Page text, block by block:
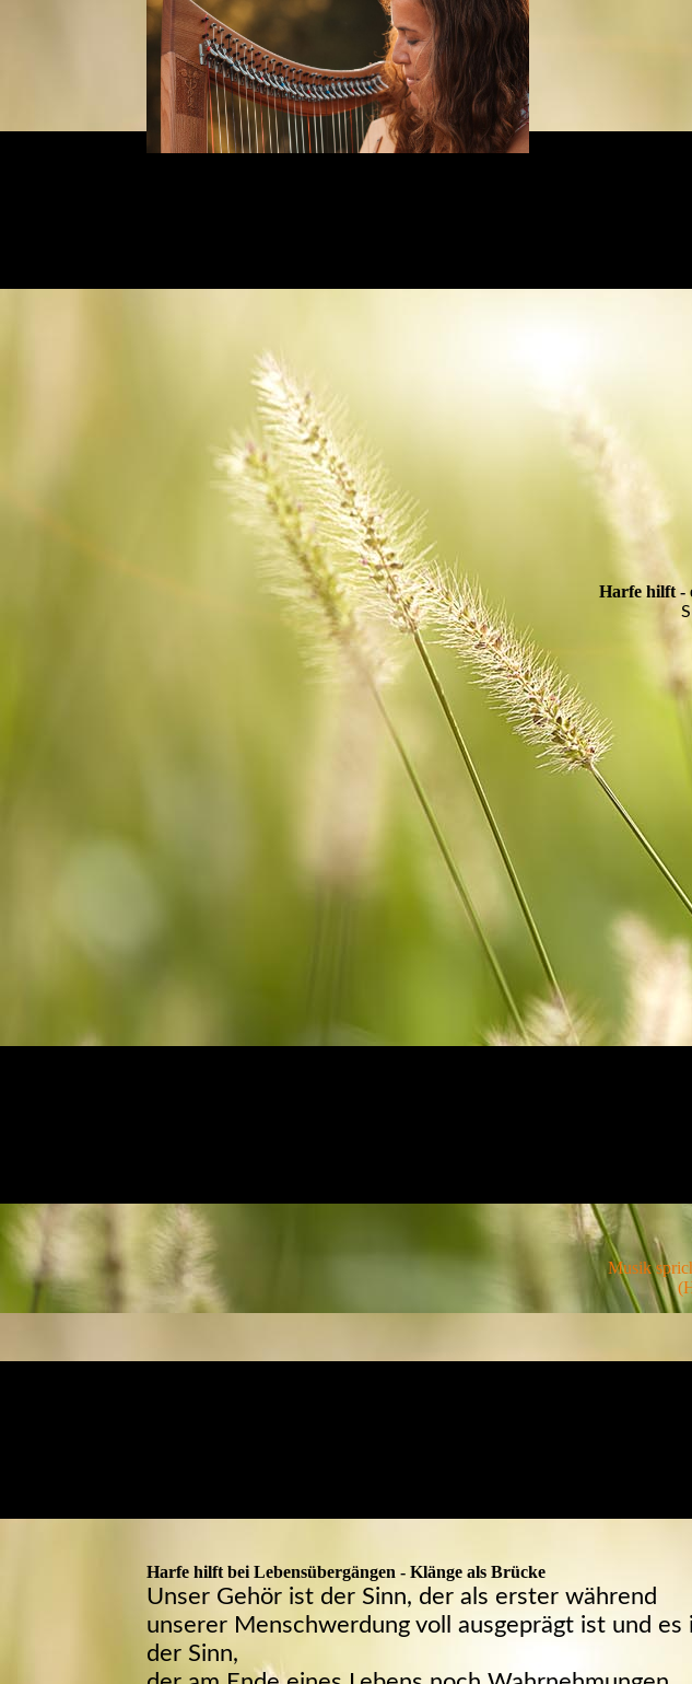
Harfe hilft -
Musik
Harfe hilft bei Lebensübergängen - Klänge als Brücke
Unser Gehör ist der Sinn, der als erster während
unserer Menschwerdung voll ausgeprägt ist und es
der Sinn,